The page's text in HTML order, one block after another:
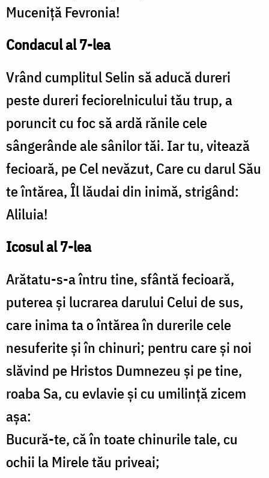
Muceniţă Fevronia!
Condacul al 7-lea
Vrând cumplitul Selin să aducă dureri
peste dureri feciorelnicului tău trup, a
poruncit cu foc să ardă rănile cele
sângerânde ale sânilor tăi. Iar tu, vitează
fecioară, pe Cel nevăzut, Care cu darul Său
te întărea, Îl lăudai din inimă, strigând:
Aliluia!
Icosul al 7-lea
Arătatu-s-a întru tine, sfântă fecioară,
puterea şi lucrarea darului Celui de sus,
care inima ta o întărea în durerile cele
nesuferite şi în chinuri; pentru care şi noi
slăvind pe Hristos Dumnezeu şi pe tine,
roaba Sa, cu evlavie şi cu umilinţă zicem
aşa:
Bucură-te, că în toate chinurile tale, cu
ochii la Mirele tău priveai;